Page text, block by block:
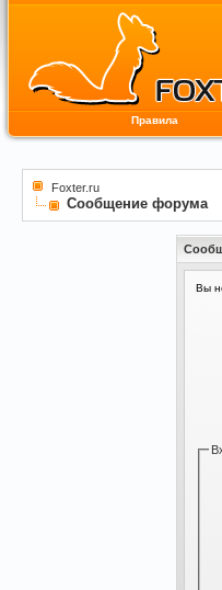
Правила
Foxter.ru
Сообщение форума
Вы